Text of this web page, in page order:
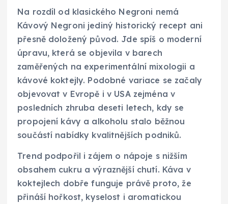
Na rozdíl od klasického Negroni nemá
Kávový Negroni jediný historický recept ani
přesně doložený původ. Jde spíš o moderní
úpravu, která se objevila v barech
zaměřených na experimentální mixologii a
kávové koktejly. Podobné variace se začaly
objevovat v Evropě i v USA zejména v
posledních zhruba deseti letech, kdy se
propojení kávy a alkoholu stalo běžnou
součástí nabídky kvalitnějších podniků.
Trend podpořil i zájem o nápoje s nižším
obsahem cukru a výraznější chutí. Káva v
koktejlech dobře funguje právě proto, že
přináší hořkost, kyselost i aromatickou